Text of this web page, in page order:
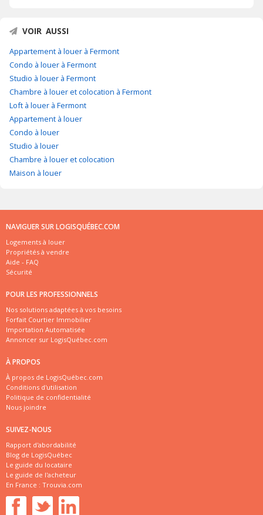
VOIR AUSSI
Appartement à louer à Fermont
Condo à louer à Fermont
Studio à louer à Fermont
Chambre à louer et colocation à Fermont
Loft à louer à Fermont
Appartement à louer
Condo à louer
Studio à louer
Chambre à louer et colocation
Maison à louer
NAVIGUER SUR LOGISQUÉBEC.COM
Logements à louer
Propriétés à vendre
Aide - FAQ
Sécurité
POUR LES PROFESSIONNELS
Nos solutions adaptées à vos besoins
Forfait Courtier Immobilier
Importation Automatisée
Annoncer sur LogisQuébec.com
À PROPOS
À propos de LogisQuébec.com
Conditions d'utilisation
Politique de confidentialité
Nous joindre
SUIVEZ-NOUS
Rapport d'abordabilité
Blog de LogisQuébec
Le guide du locataire
Le guide de l'acheteur
En France : Trouvia.com